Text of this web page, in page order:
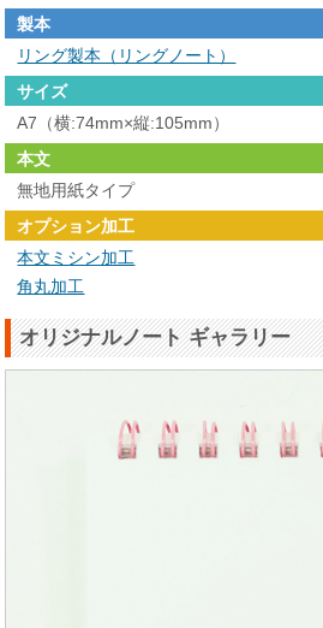
製本
リング製本（リングノート）
サイズ
A7（横:74mm×縦:105mm）
本文
無地用紙タイプ
オプション加工
本文ミシン加工
角丸加工
オリジナルノート ギャラリー